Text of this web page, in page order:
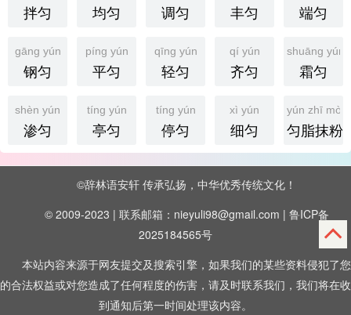
拌匀 均匀 调匀 丰匀 端匀
gāng yún
钢匀
píng yún
平匀
qīng yún
轻匀
qí yún
齐匀
shuāng yún
霜匀
shèn yún
渗匀
tíng yún
亭匀
tíng yún
停匀
xì yún
细匀
yún zhī mò
匀脂抹粉
©辞林语安轩 传承弘扬，中华优秀传统文化！
© 2009-2023 | 联系邮箱：nieyuli98@gmail.com | 鲁ICP备
2025184565号
本站内容来源于网友提交及搜索引擎，如果我们的某些资料侵犯了您
的合法权益或对您造成了任何程度的伤害，请及时联系我们，我们将在收
到通知后第一时间处理该内容。